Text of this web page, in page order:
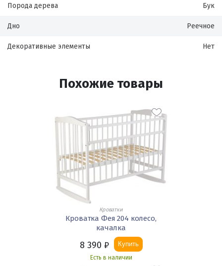
Порода дерева Бук
Дно Реечное
Декоративные элементы Нет
Похожие товары
Кроватки
Кроватка Фея 204 колесо,
качалка
8 390 ₽ Купить
Есть в наличии